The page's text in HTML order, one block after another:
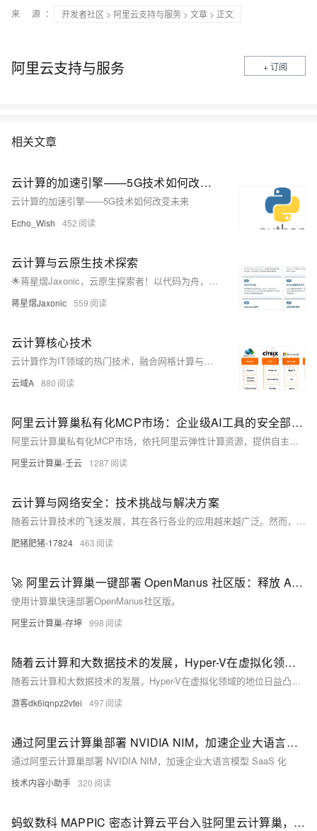
来 源：
开发者社区 > 阿里云支持与服务 > 文章 > 正文
阿里云支持与服务 + 订阅
相关文章
云计算的加速引擎——5G技术如何改变未来
云计算的加速引擎——5G技术如何改变未来
Echo_Wish 452
云计算与云原生技术探索
🌟蒋星熠Jaxonic，云原生探索者！以代码为舟，遨游技术星河。专注容器化、微服务、K8s与DevOps，践行GitOps理念，拥抱多云未来。用架构编织星辰，让创新照亮极客征途！
蒋星熠Jaxonic 559
云计算核心技术
云计算作为IT领域的热门技术，融合网格计算与虚拟化，通过资源池和分布式存储提供高效计算与存储服务。其架构涵盖物理资源、资源池、管理中间件及SOA构建层，关键技术包括虚拟化、海量数据处理、资源调度、服务管理及云平台，旨在实现低成本、高可靠、可扩展的服务交付。
云域A 880
阿里云计算巢私有化MCP市场：企业级AI工具的安全部署新选择
阿里云计算巢私有化MCP市场，依托阿里云弹性计算资源，提供自主可控的私有化部署方案。支持OpenAPI、SSE、StreamableHttp等多种接入方式，结合Higress云原生网关实现高效网络控制，所有工具直接部署在用户云账号下，5分钟极速部署，保障数据安全与使用便捷性。适用于对数据安全要求高、需访问内网资源、服务隔离及统一管理多种MCP工具的企业场景。
阿里云计算巢-壬云 1287
云计算与网络安全：技术挑战与解决方案
随着云计算技术的飞速发展，其在各行各业的应用越来越广泛。然而，随之而来的网络安全问题也日益凸显。本文将从云服务、网络安全和信息安全等技术领域出发，探讨云计算面临的安全挑战及相应的解决方案。通过实例分析和代码示例，旨在帮助读者更好地理解云计算与网络安全的关系，提高网络安全防护意识。
肥猪肥猪-17824 463
🚀 阿里云计算巢一键部署 OpenManus 社区版：释放 AI 生产力的终极解决方案
使用计算巢快速部署OpenManus社区版。
阿里云计算巢-存坤 998
随着云计算和大数据技术的发展，Hyper-V在虚拟化领域的地位日益凸显
随着云计算和大数据技术的发展，Hyper-V在虚拟化领域的地位日益凸显。作为Windows Server的核心组件，Hyper-V具备卓越的技术性能，支持高可用性、动态迁移等功能，确保虚拟机稳定高效运行。它与Windows深度集成，管理便捷，支持远程管理和自动化部署，降低管理成本。内置防火墙、RBAC等安全功能，提供全方位安全保障。作为内置组件，Hyper-V无需额外购买软件，降低成本。其广泛的生态系统支持和持续增长的市场需求，使其成为企业虚拟化解决方案的首选。
游客dk6iqnpz2vtei 497
通过阿里云计算巢部署 NVIDIA NIM，加速企业大语言模型 SaaS 化
通过阿里云计算巢部署 NVIDIA NIM，加速企业大语言模型 SaaS 化
技术内容小助手 320
蚂蚁数科 MAPPIC 密态计算云平台入驻阿里云计算巢，打造云上密态计算服务